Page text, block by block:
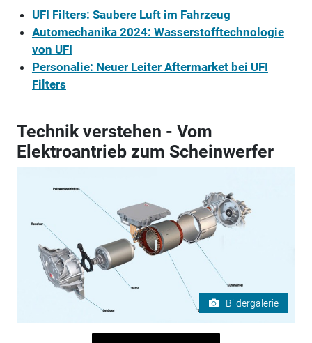
UFI Filters: Saubere Luft im Fahrzeug
Automechanika 2024: Wasserstofftechnologie
von UFI
Personalie: Neuer Leiter Aftermarket bei UFI
Filters
Technik verstehen - Vom
Elektroantrieb zum Scheinwerfer
Bildergalerie